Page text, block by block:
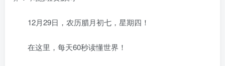
12月29日，农历腊月初七，星期四！
在这里，每天60秒读懂世界！